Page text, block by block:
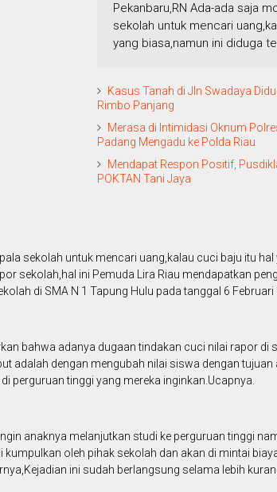
Pekanbaru,RN Ada-ada saja
sekolah untuk mencari
yang biasa,namun ini diduga
Kasus Tanah di Jln Swadaya
Rimbo Panjang
Merasa di Intimidasi Oknum
Padang Mengadu ke Polda Riau
Mendapat Respon Positif,
POKTAN Tani Jaya
sekolah untuk mencari uang,kalau cuci baju itu
sekolah,hal ini Pemuda Lira Riau mendapatkan
di SMA N 1 Tapung Hulu pada tanggal 6 Februari
bahwa adanya dugaan tindakan cuci nilai rapor di
adalah dengan mengubah nilai siswa dengan tujuan
perguruan tinggi yang mereka inginkan.Ucapnya.
anaknya melanjutkan studi ke perguruan tinggi
kumpulkan oleh pihak sekolah dan akan di mintai
ini sudah berlangsung selama lebih